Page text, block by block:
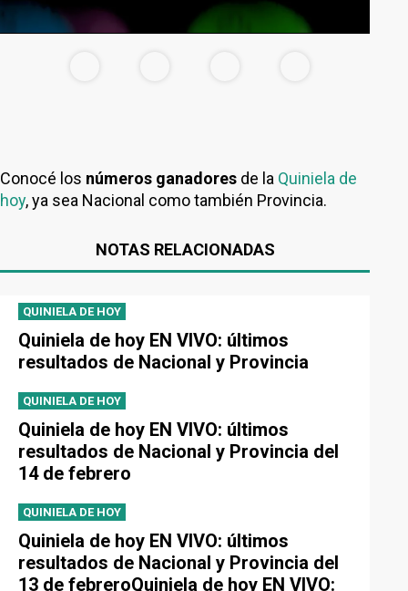
Conocé los números ganadores de la Quiniela de
hoy, ya sea Nacional como también Provincia.
NOTAS RELACIONADAS
QUINIELA DE HOY
Quiniela de hoy EN VIVO: últimos
resultados de Nacional y Provincia
QUINIELA DE HOY
Quiniela de hoy EN VIVO: últimos
resultados de Nacional y Provincia del
14 de febrero
QUINIELA DE HOY
Quiniela de hoy EN VIVO: últimos
resultados de Nacional y Provincia del
13 de febreroQuiniela de hoy EN VIVO: